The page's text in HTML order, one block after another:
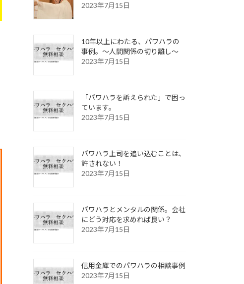
2023年7月15日
10年以上にわたる、パワハラの
事例。～人間関係の切り離し～
2023年7月15日
「パワハラを訴えられた」で困っ
ています。
2023年7月15日
パワハラ上司を追い込むことは、
許されない！
2023年7月15日
パワハラとメンタルの関係。会社
にどう対応を求めれば良い？
2023年7月15日
信用金庫でのパワハラの相談事例
2023年7月15日